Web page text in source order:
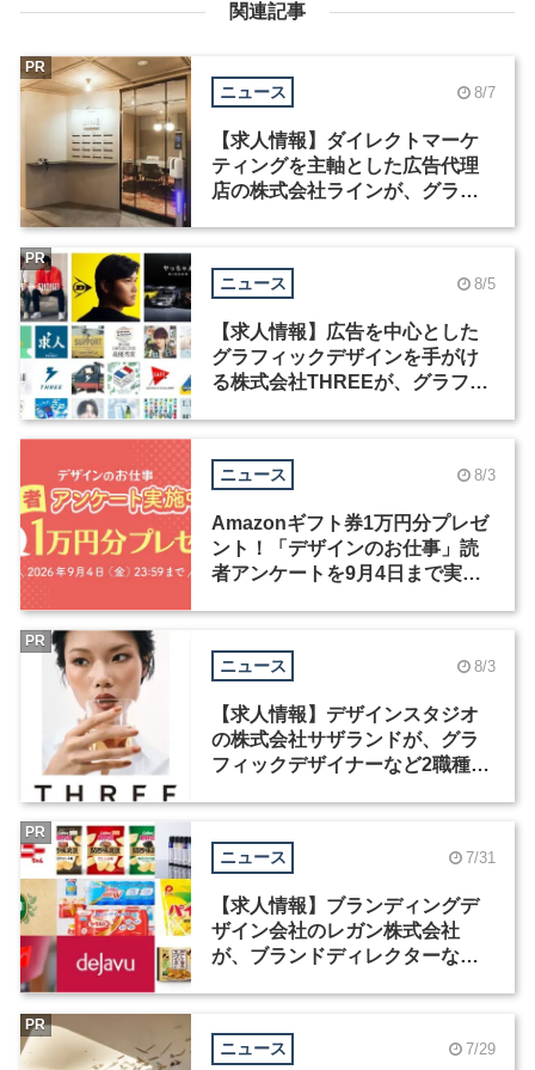
関連記事
ニュース 8/7
【求人情報】ダイレクトマーケ
ティングを主軸とした広告代理
店の株式会社ラインが、グラフ
PR
ニュース 8/5
【求人情報】広告を中心とした
グラフィックデザインを手がけ
る株式会社THREEが、グラフィ
PR
ニュース 8/3
Amazonギフト券1万円分プレゼ
ント！「デザインのお仕事」読
者アンケートを9月4日まで実施
ニュース 8/3
【求人情報】デザインスタジオ
の株式会社サザランドが、グラ
フィックデザイナーなど2職種を
PR
ニュース 7/31
【求人情報】ブランディングデ
ザイン会社のレガン株式会社
が、ブランドディレクターなど3
PR
ニュース 7/29
PR